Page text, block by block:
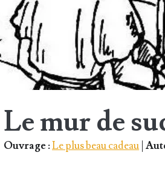
Le mur de
Ouvrage :Le plus beau cadeau |